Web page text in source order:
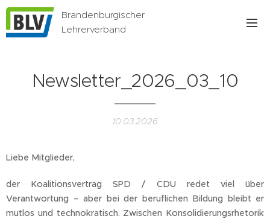
Brandenburgischer
Lehrerverband
Newsletter_2026_03_10
10.03.2026
Liebe Mitglieder,
der Koalitionsvertrag SPD / CDU redet viel über
Verantwortung – aber bei der beruflichen Bildung bleibt er
mutlos und technokratisch. Zwischen Konsolidierungsrhetorik